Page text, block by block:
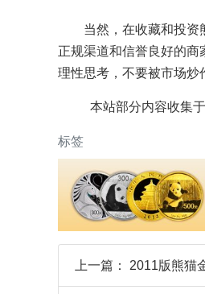
当然，在收藏和投资
正规渠道和信誉良好的
理性思考，不要被市场炒
本站部分内容收集
标签
上一篇： 2011版熊猫